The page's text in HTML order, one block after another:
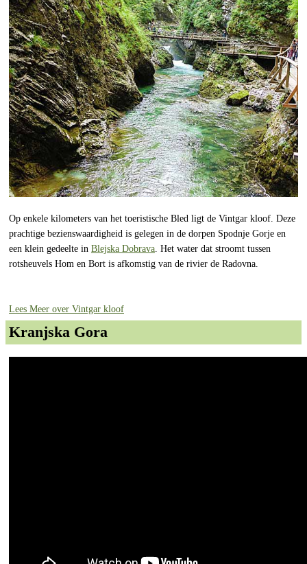
Op enkele kilometers van het toeristische Bled ligt de Vintgar kloof. Deze
prachtige bezienswaardigheid is gelegen in de dorpen Spodnje Gorje en
een klein gedeelte in Blejska Dobrava . Het water dat stroomt tussen
rotsheuvels Hom en Bort is afkomstig van de rivier de Radovna.
Lees Meer over Vintgar kloof
Kranjska Gora